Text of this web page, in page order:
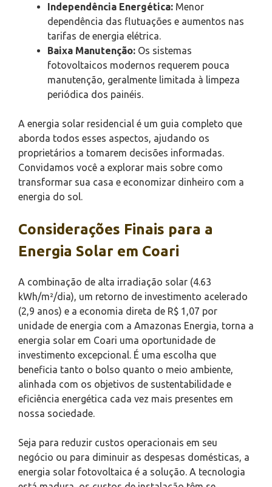
Independência Energética: Menor
dependência das flutuações e aumentos nas
tarifas de energia elétrica.
Baixa Manutenção: Os sistemas
fotovoltaicos modernos requerem pouca
manutenção, geralmente limitada à limpeza
periódica dos painéis.
A energia solar residencial é um guia completo que
aborda todos esses aspectos, ajudando os
proprietários a tomarem decisões informadas.
Convidamos você a explorar mais sobre como
transformar sua casa e economizar dinheiro com a
energia do sol.
Considerações Finais para a
Energia Solar em Coari
A combinação de alta irradiação solar (4.63
kWh/m²/dia), um retorno de investimento acelerado
(2,9 anos) e a economia direta de R$ 1,07 por
unidade de energia com a Amazonas Energia, torna a
energia solar em Coari uma oportunidade de
investimento excepcional. É uma escolha que
beneficia tanto o bolso quanto o meio ambiente,
alinhada com os objetivos de sustentabilidade e
eficiência energética cada vez mais presentes em
nossa sociedade.
Seja para reduzir custos operacionais em seu
negócio ou para diminuir as despesas domésticas, a
energia solar fotovoltaica é a solução. A tecnologia